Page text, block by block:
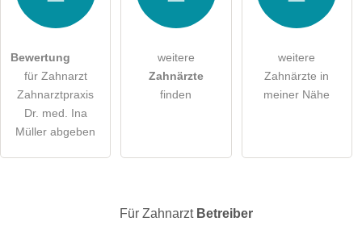
Die Datenschutzerklärunghabe ich zur Kenntnis genommen.
Besucher sichtbar
Klicken Sie hier um eine
Bewertung
für Zahnarzt
Zahnarztpraxis
Dr. med. Ina
Müller abgeben
weitere
Zahnärzte
finden
weitere
Zahnärzte in
meiner Nähe
Für Zahnarzt Betreiber